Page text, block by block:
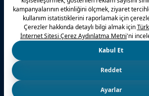
© 2026 Türkiye İş Bankası
Gizlilik Politikamız Bilgi
Çerez Politikası Kişisel